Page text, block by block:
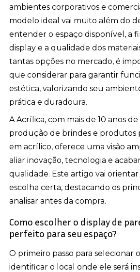
ambientes corporativos e
modelo ideal vai muito além do
entender o espaço disponível, a
display e a qualidade dos
tantas opções no mercado, é
que considerar para garantir
estética, valorizando seu
prática e duradoura.
A Acrílica, com mais de 10 anos
produção de brindes e produtos
em acrílico, oferece uma visão
aliar inovação, tecnologia e
qualidade. Este artigo vai orientar
escolha certa, destacando os
analisar antes da compra.
Como escolher o display de
perfeito para seu espaço?
O primeiro passo para selecionar
identificar o local onde ele será